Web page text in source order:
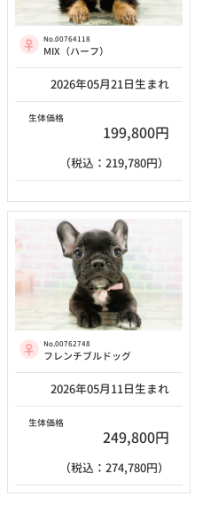
No.00764118
MIX（ハーフ）
2026年05月21日生まれ
生体価格
199,800円
（税込：219,780円）
No.00762748
フレンチブルドッグ
2026年05月11日生まれ
生体価格
249,800円
（税込：274,780円）